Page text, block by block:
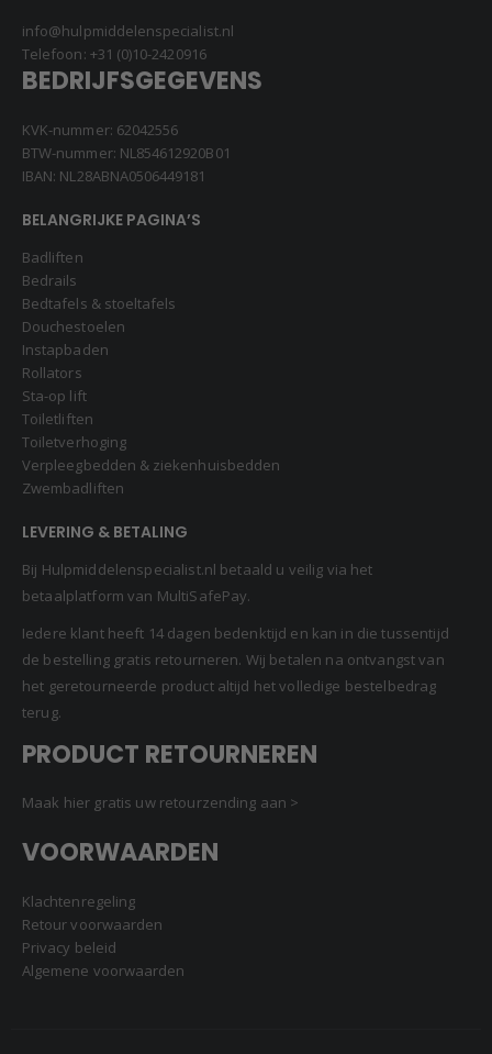
info@hulpmiddelenspecialist.nl
Telefoon: +31 (0)10-2420916
BEDRIJFSGEGEVENS
KVK-nummer: 62042556
BTW-nummer: NL854612920B01
IBAN: NL28ABNA0506449181
BELANGRIJKE PAGINA’S
Badliften
Bedrails
Bedtafels & stoeltafels
Douchestoelen
Instapbaden
Rollators
Sta-op lift
Toiletliften
Toiletverhoging
Verpleegbedden & ziekenhuisbedden
Zwembadliften
LEVERING & BETALING
Bij Hulpmiddelenspecialist.nl betaald u veilig via het
betaalplatform van MultiSafePay.
Iedere klant heeft 14 dagen bedenktijd en kan in die tussentijd
de bestelling gratis retourneren. Wij betalen na ontvangst van
het geretourneerde product altijd het volledige bestelbedrag
terug.
PRODUCT RETOURNEREN
Maak hier gratis uw retourzending aan >
VOORWAARDEN
Klachtenregeling
Retour voorwaarden
Privacy beleid
Algemene voorwaarden